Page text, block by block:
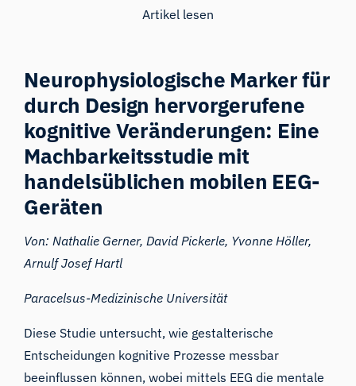
Artikel lesen
Neurophysiologische Marker für
durch Design hervorgerufene
kognitive Veränderungen: Eine
Machbarkeitsstudie mit
handelsüblichen mobilen EEG-
Geräten
Von: Nathalie Gerner, David Pickerle, Yvonne Höller,
Arnulf Josef Hartl
Paracelsus-Medizinische Universität
Diese Studie untersucht, wie gestalterische
Entscheidungen kognitive Prozesse messbar
beeinflussen können, wobei mittels EEG die mentale